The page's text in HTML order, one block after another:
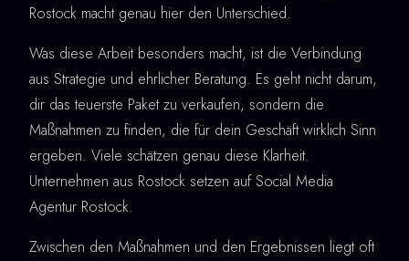
Rostock macht genau hier den Unterschied.
Was diese Arbeit besonders macht, ist die Verbindung
aus Strategie und ehrlicher Beratung. Es geht nicht darum,
dir das teuerste Paket zu verkaufen, sondern die
Maßnahmen zu finden, die für dein Geschäft wirklich Sinn
ergeben. Viele schätzen genau diese Klarheit.
Unternehmen aus Rostock setzen auf Social Media
Agentur Rostock.
Zwischen den Maßnahmen und den Ergebnissen liegt oft